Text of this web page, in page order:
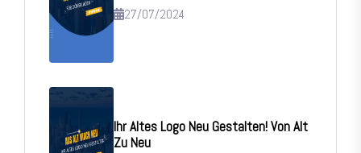
27/07/2024
Ihr Altes Logo Neu Gestalten! Von Alt
Zu Neu